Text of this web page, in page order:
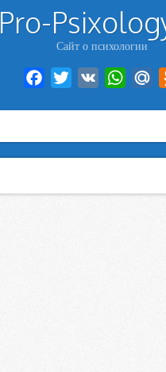
Pro-
Сайт о психологии
Facebook
Twitter VK